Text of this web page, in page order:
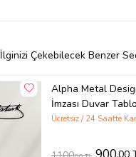
İlginizi Çekebilecek Benzer
Alpha Metal
İmzası Duvar
Atatürk İmzası -
Ücretsiz / 24 Saatte